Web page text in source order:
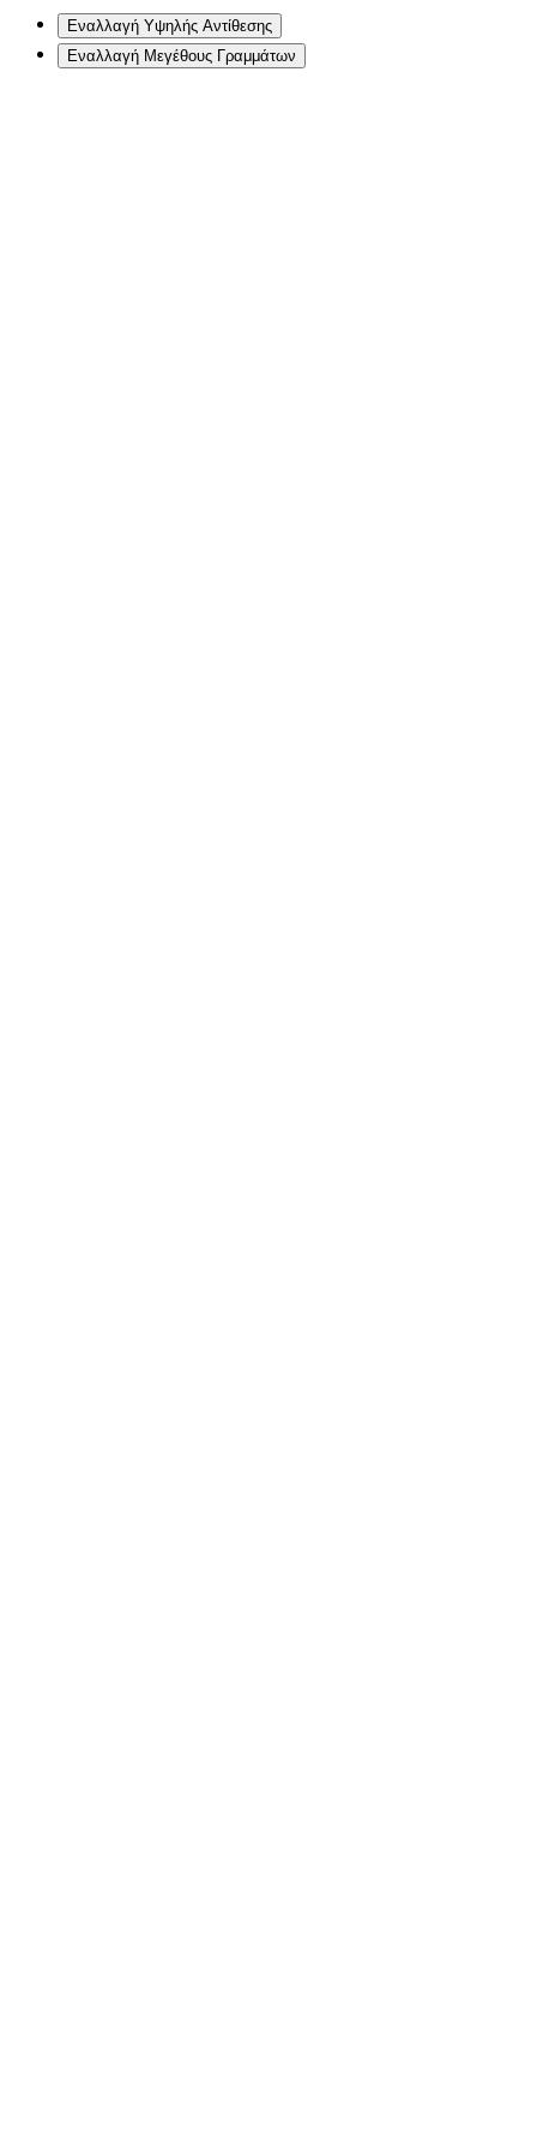
Εναλλαγή Υψηλής Αντίθεσης
Εναλλαγή Μεγέθους Γραμμάτων